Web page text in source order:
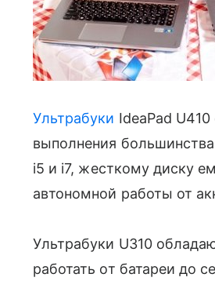
Ультрабуки IdeaPad
выполнения
i5 и i7, жесткому диску
автономной работы от
Ультрабуки U310
работать от батареи до